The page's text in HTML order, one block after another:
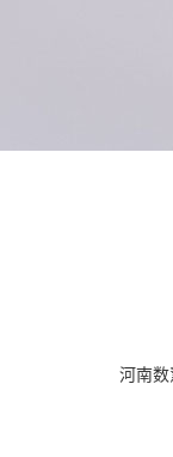
河南